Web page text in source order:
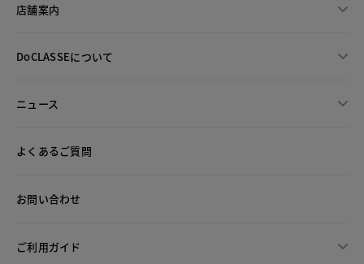
店舗案内
DoCLASSEについて
ニュース
よくあるご質問
お問い合わせ
ご利用ガイド